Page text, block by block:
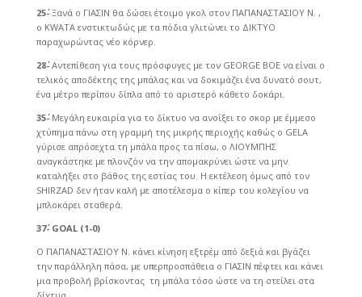
25΄-Ξανά ο ΓΙΑΣΙΝ θα δώσει έτοιμο γκολ στον ΠΑΠΑΝΑΣΤΑΣΙΟΥ Ν. ,
ο KWATA ενστικτωδώς με τα πόδια γλιτώνει το ΔΙΚΤΥΟ
παραχωρώντας νέο κόρνερ.
28΄-Αντεπίθεση για τους πρόσφυγες με τον GEORGE BOE να είναι ο
τελικός αποδέκτης της μπάλας και να δοκιμάζει ένα δυνατό σουτ,
ένα μέτρο περίπου δίπλα από το αριστερό κάθετο δοκάρι.
35΄- Μεγάλη ευκαιρία για το δίκτυο να ανοίξει το σκορ με έμμεσο
χτύπημα πάνω στη γραμμή της μικρής περιοχής καθώς ο GELA
γύρισε απρόσεχτα τη μπάλα προς τα πίσω, ο ΛΙΟΥΜΠΗΣ
αναγκάστηκε με πλονζόν να την απομακρύνει ώστε να μην
καταλήξει στο βάθος της εστίας του. Η εκτέλεση όμως από τον
SHIRZAD δεν ήταν καλή με αποτέλεσμα ο κίπερ του κολεγίου να
μπλοκάρει σταθερά.
37΄- GOAL (1-0)
Ο ΠΑΠΑΝΑΣΤΑΣΙΟΥ Ν. κάνει κίνηση εξτρέμ από δεξιά και βγάζει
την παράλληλη πάσα, με υπερπροσπάθεια ο ΓΙΑΣΙΝ πέφτει και κάνει
μια προβολή βρίσκοντας τη μπάλα τόσο ώστε να τη στείλει στα
δίχτυα.